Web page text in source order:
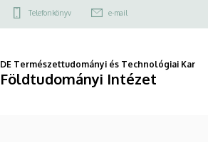
Telefonkönyv e-mail
DE Természettudományi és Technológiai Kar
Földtudományi Intézet